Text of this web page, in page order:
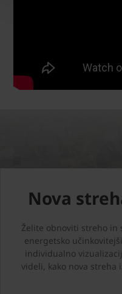
Nova
Želite obnoviti streho in
energetsko
individualno
videli, kako nova streha